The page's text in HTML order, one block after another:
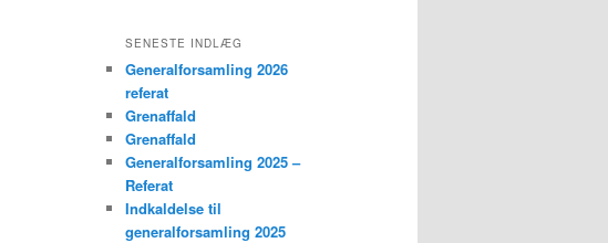
SENESTE INDLÆG
Generalforsamling 2026
referat
Grenaffald
Grenaffald
Generalforsamling 2025 –
Referat
Indkaldelse til
generalforsamling 2025